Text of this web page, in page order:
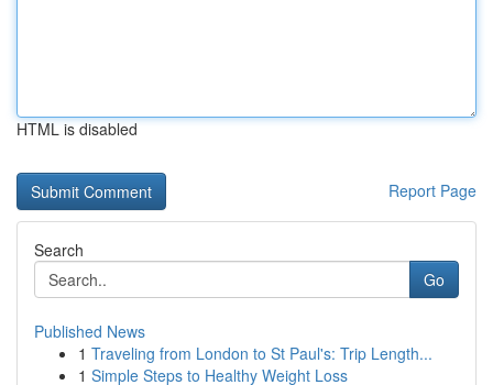
HTML is disabled
Report Page
Search
Go
Published News
1 Traveling from London to St Paul's: Trip Length...
1 Simple Steps to Healthy Weight Loss